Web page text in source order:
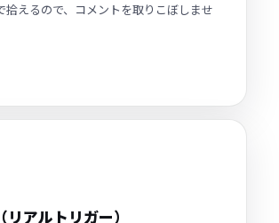
拾えるので、コメントを取りこぼしませ
アルトリガー）